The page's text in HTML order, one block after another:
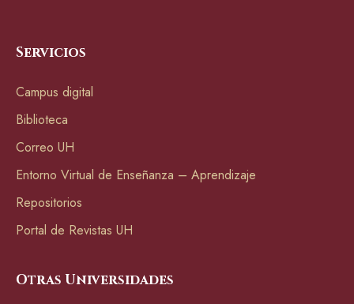
Servicios
Campus digital
Biblioteca
Correo UH
Entorno Virtual de Enseñanza – Aprendizaje
Repositorios
Portal de Revistas UH
Otras Universidades